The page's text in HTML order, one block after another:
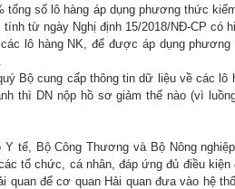
số lô hàng áp dụng phương thức
từ ngày Nghị định 15/2018/NĐ-CP có
lô hàng NK, để được áp dụng
Bộ cung cấp thông tin dữ liệu về các lô
thì DN nộp hồ sơ giảm thế nào (vì
tế, Bộ Công Thương và Bộ Nông
tổ chức, cá nhân, đáp ứng đủ điều
quan để cơ quan Hải quan đưa vào hệ